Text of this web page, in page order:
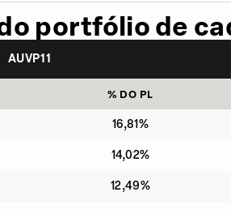
portfólio de
AUVP11
% DO PL
16,81%
14,02%
12,49%